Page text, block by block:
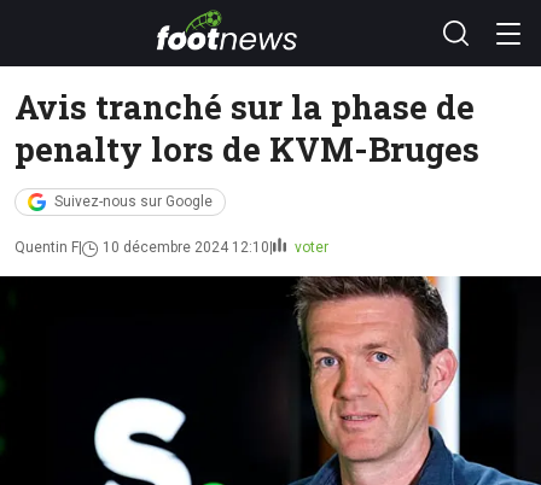
Avis tranché sur la phase de
penalty lors de KVM-Bruges
Suivez-nous sur Google
Quentin F 10 décembre 2024 12:10 voter